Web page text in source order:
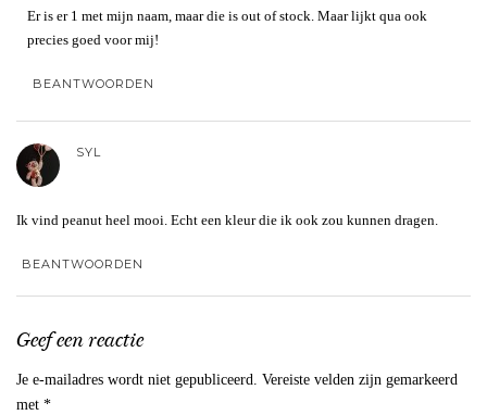
Er is er 1 met mijn naam, maar die is out of stock. Maar lijkt qua ook
precies goed voor mij!
BEANTWOORDEN
SYL
Ik vind peanut heel mooi. Echt een kleur die ik ook zou kunnen dragen.
BEANTWOORDEN
Geef een reactie
Je e-mailadres wordt niet gepubliceerd. Vereiste velden zijn gemarkeerd
met *